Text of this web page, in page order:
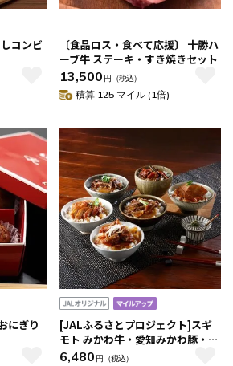
コンビ
〔食品ロス・食べて応援〕 十勝ハ
ーブ牛 ステーキ・すき焼きセット
13,500 円 （税込）
積算 125 マイル (1倍)
にぎり
[JALふるさとプロジェクト]スギ
モト みかわ牛・愛知みかわ豚・奥
三河どり 一膳6種セット
6,480 円 （税込）